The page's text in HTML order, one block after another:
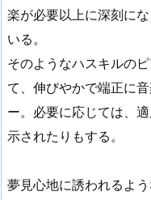
楽が必要以上に深刻に
いる。
そのようなハスキルの
て、伸びやかで端正に
ー。必要に応じては、
示されたりもする。
夢見心地に誘われるよ